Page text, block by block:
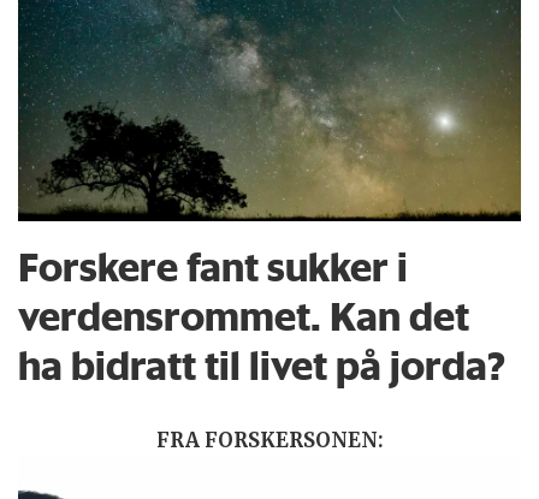
Forskere fant sukker i
verdensrommet. Kan det
ha bidratt til livet på jorda?
FRA FORSKERSONEN: